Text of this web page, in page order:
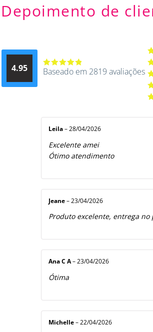
Depoimento de
4.95
Avaliação
Baseado em 2819 avaliações
Leila – 28/04/2026
Excelente amei
Ótimo atendimento
Jeane – 23/04/2026
Produto excelente, entrega
Ana C A– 23/04/2026
Ótima
Michelle – 22/04/2026